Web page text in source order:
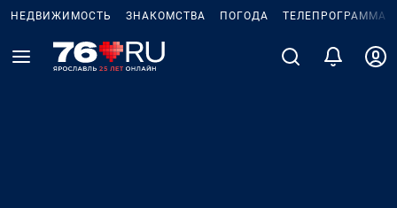
НЕДВИЖИМОСТЬ ЗНАКОМСТВА ПОГОДА ТЕЛЕПРОГРАММА